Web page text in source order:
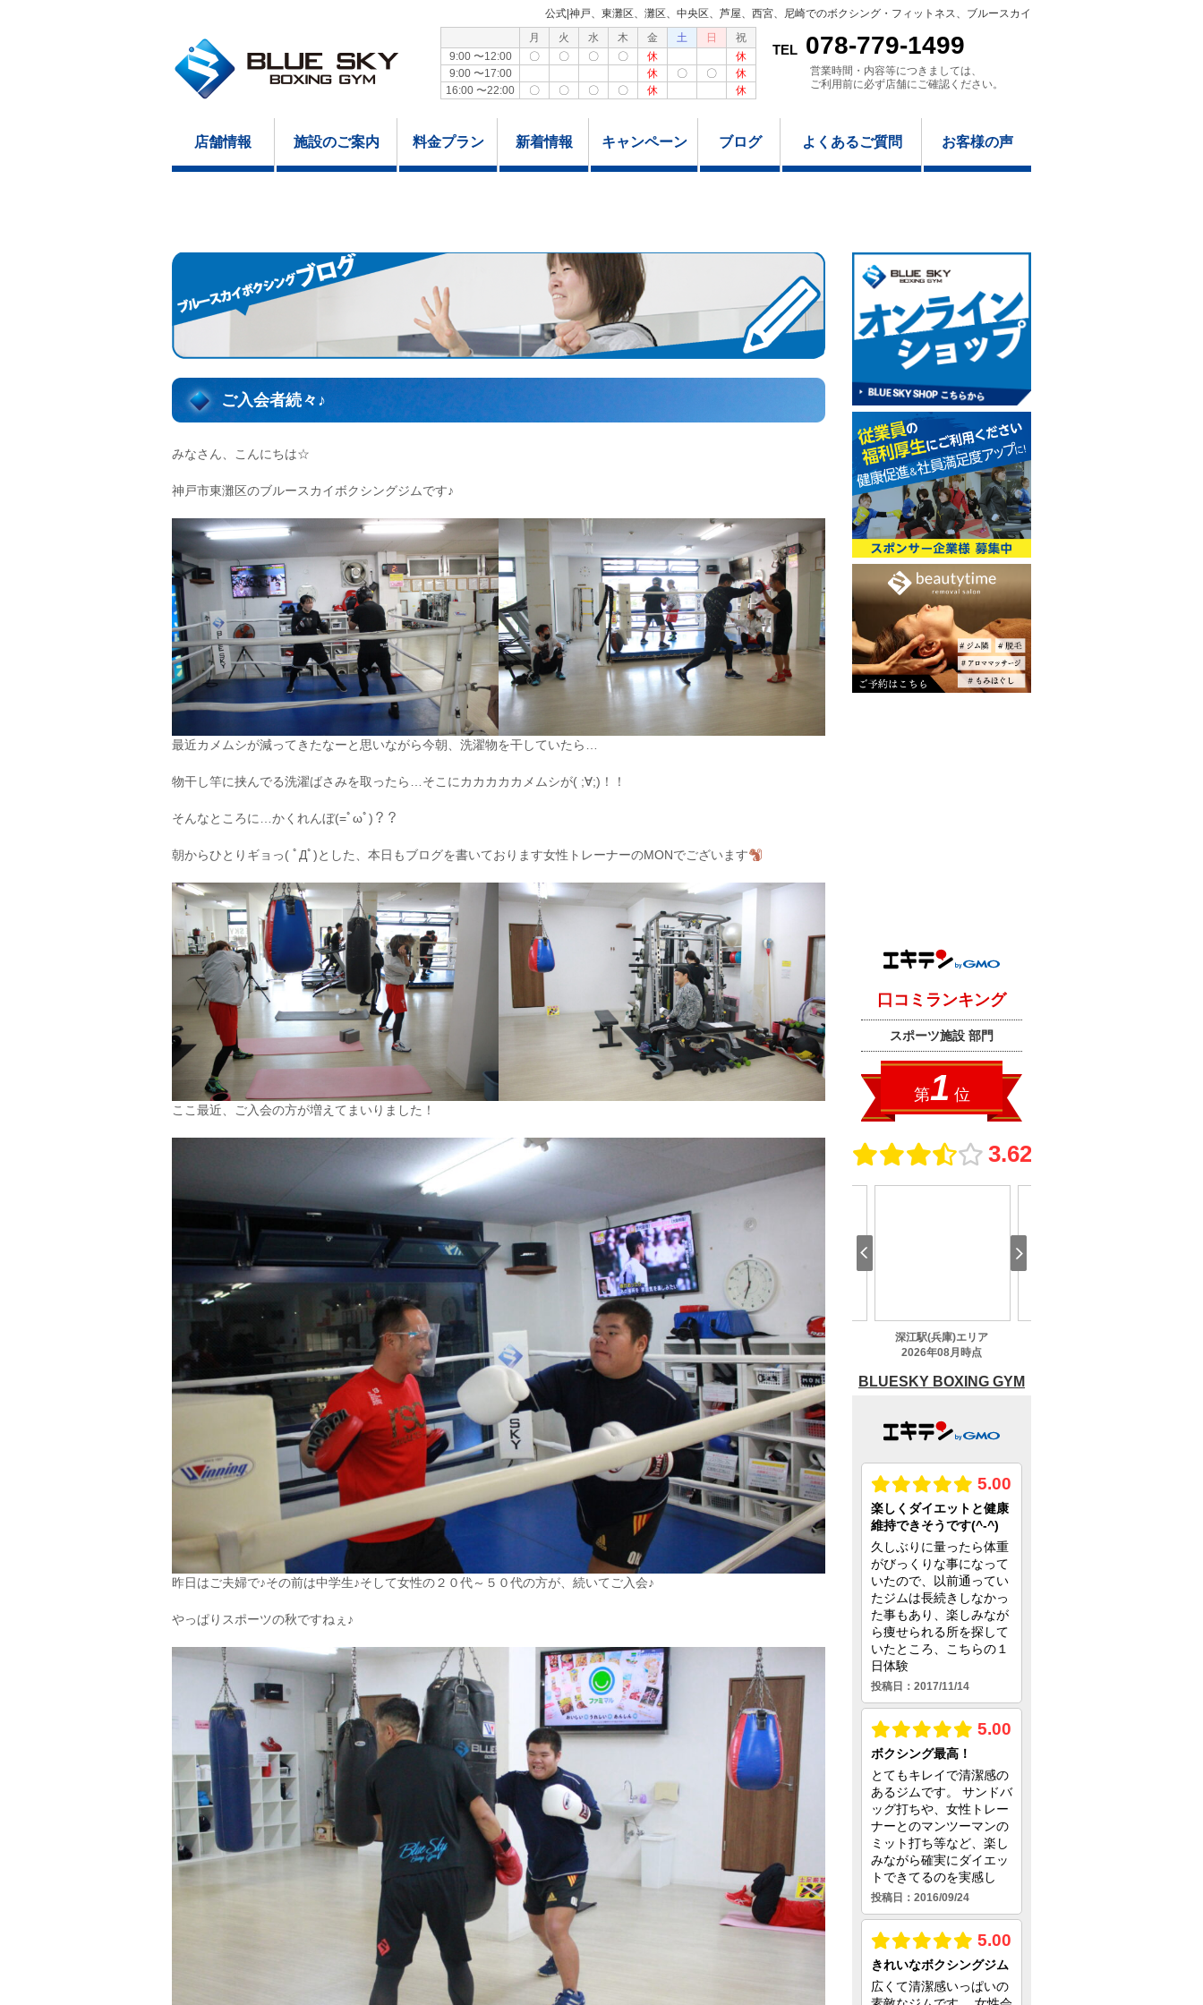
公式|神戸、東灘区、灘区、中央区、芦屋、西宮、尼崎でのボクシング・フィットネス、ブルースカイ
月
火 水 木 金 土 日
祝
9:00 〜12:00
〇 〇 〇 〇 休
休
9:00 〜17:00
休 〇 〇
休
16:00 〜22:00
〇 〇 〇 〇 休 休
TEL 078-779-1499
営業時間・内容等につきましては、
ご利用前に必ず店舗にご確認ください。
店舗情報 施設のご案内 料金プラン 新着情報 キャンペーン ブログ よくあるご質問 お客様の声
ご入会者続々♪
みなさん、こんにちは☆
神戸市東灘区のブルースカイボクシングジムです♪
最近カメムシが減ってきたなーと思いながら今朝、洗濯物を干していたら…
物干し竿に挟んでる洗濯ばさみを取ったら…そこにカカカカカメムシが( ;∀;)！！
そんなところに…かくれんぼ(=ﾟωﾟ)？？
朝からひとりギョっ( ﾟДﾟ)とした、本日もブログを書いております女性トレーナーのMONでございます
ここ最近、ご入会の方が増えてまいりました！
昨日はご夫婦で♪その前は中学生♪そして女性の２０代～５０代の方が、続いてご入会♪
やっぱりスポーツの秋ですねぇ♪